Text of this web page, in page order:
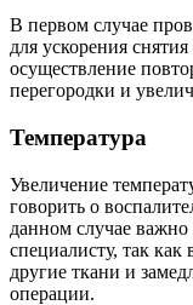
В первом случае
для ускорения
осуществление
перегородки и
Температура
Увеличение
говорить о
данном случае важно
специалисту, так как
другие ткани и
операции.